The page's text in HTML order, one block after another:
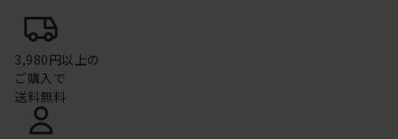
3,980円以上の
ご購入で
送料無料